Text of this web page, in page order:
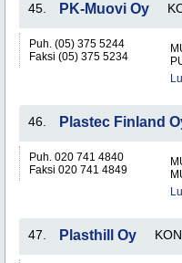
45. PK-Muovi Oy
Puh. (05) 375 5244
Faksi (05) 375 5234
46. Plastec Finland
Puh. 020 741 4840
Faksi 020 741 4849
47. Plasthill Oy